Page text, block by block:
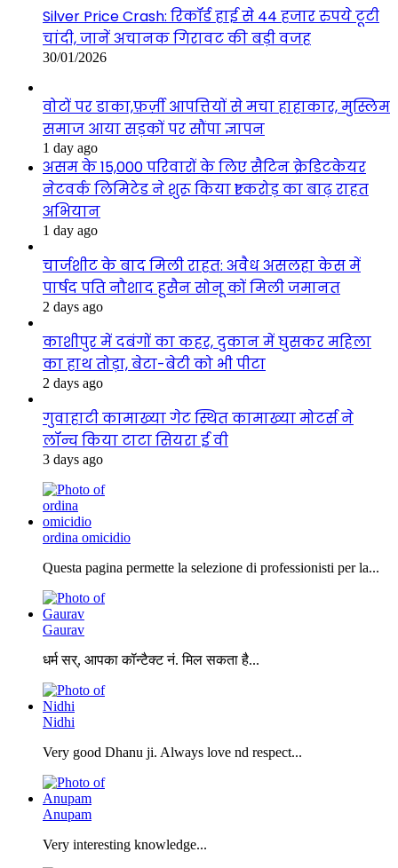
Silver Price Crash: रिकॉर्ड हाई से 44 हजार रुपये टूटी
चांदी, जानें अचानक गिरावट की बड़ी वजह
30/01/2026
वोटों पर डाका,फ़र्ज़ी आपत्तियों से मचा हाहाकार, मुस्लिम
समाज आया सड़कों पर सौंपा ज्ञापन
1 day ago
असम के 15,000 परिवारों के लिए सैटिन क्रेडिटकेयर
नेटवर्क लिमिटेड ने शुरू किया ₹1 करोड़ का बाढ़ राहत
अभियान
1 day ago
चार्जशीट के बाद मिली राहत: अवैध असलहा केस में
पार्षद पति नौशाद हुसैन सोनू कों मिली जमानत
2 days ago
काशीपुर में दबंगों का कहर, दुकान में घुसकर महिला
का हाथ तोड़ा, बेटा-बेटी को भी पीटा
2 days ago
गुवाहाटी कामाख्या गेट स्थित कामाख्या मोटर्स ने
लॉन्च किया टाटा सियरा ई वी
3 days ago
ordina omicidio
Questa pagina permette la selezione di professionisti per la...
Gaurav
धर्म सर्, आपका कॉन्टैक्ट नं. मिल सकता है...
Nidhi
Very good Dhanu ji. Always love nd respect...
Anupam
Very interesting knowledge...